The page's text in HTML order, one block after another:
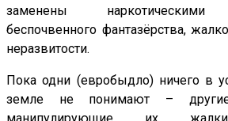
заменены наркотическими
беспочвенного фантазёрства,
неразвитости.
Пока одни (евробыдло) ничего в
земле не понимают –